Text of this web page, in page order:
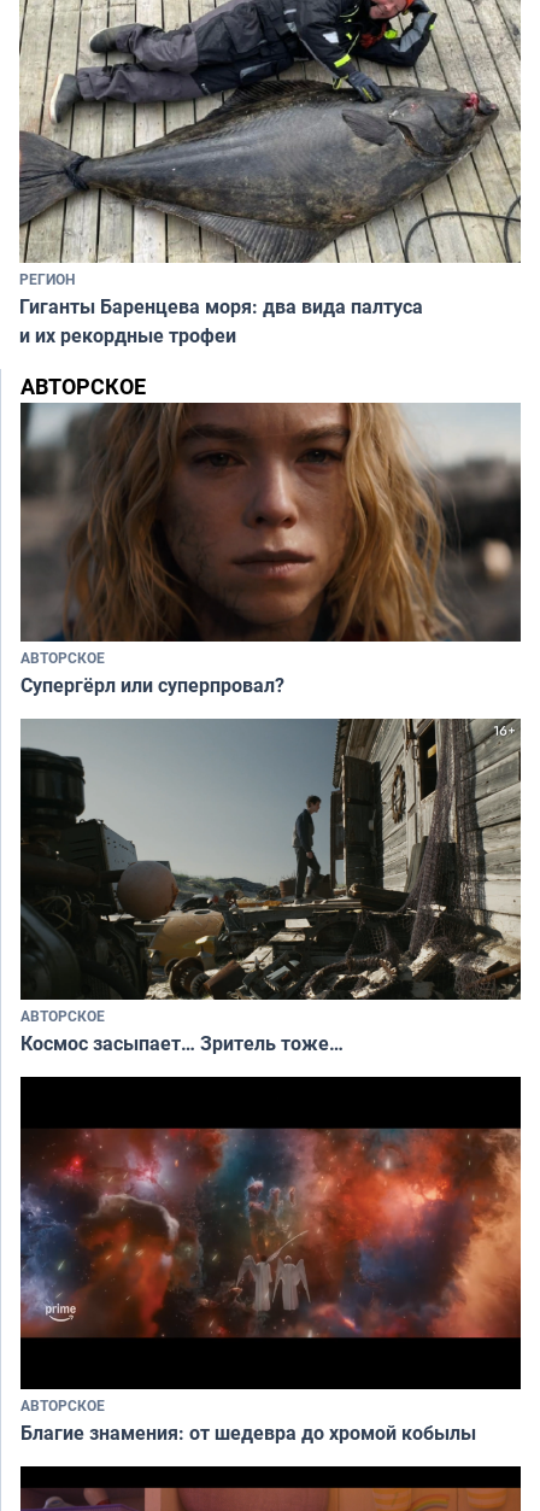
РЕГИОН
Гиганты Баренцева моря: два вида палтуса
и их рекордные трофеи
АВТОРСКОЕ
АВТОРСКОЕ
Супергёрл или суперпровал?
АВТОРСКОЕ
Космос засыпает… Зритель тоже…
АВТОРСКОЕ
Благие знамения: от шедевра до хромой кобылы